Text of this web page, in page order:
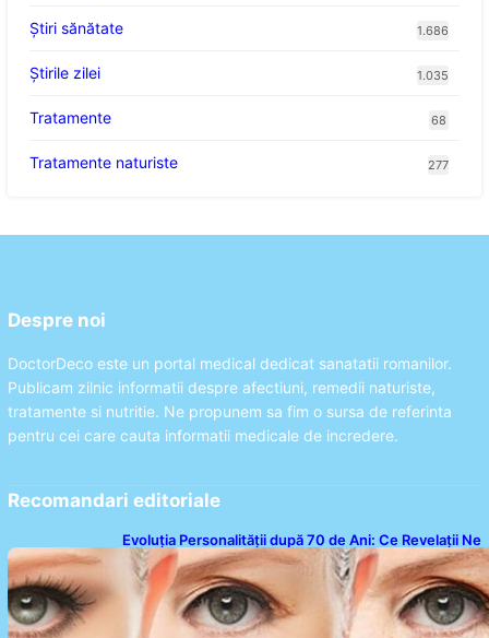
Ştiri sănătate 1.686
Știrile zilei 1.035
Tratamente 68
Tratamente naturiste 277
Despre noi
DoctorDeco este un portal medical dedicat sanatatii romanilor.
Publicam zilnic informatii despre afectiuni, remedii naturiste,
tratamente si nutritie. Ne propunem sa fim o sursa de referinta
pentru cei care cauta informatii medicale de incredere.
Recomandari editoriale
Evoluția Personalității după 70 de Ani: Ce Revelații Ne
Oferă Studiile Psihologice